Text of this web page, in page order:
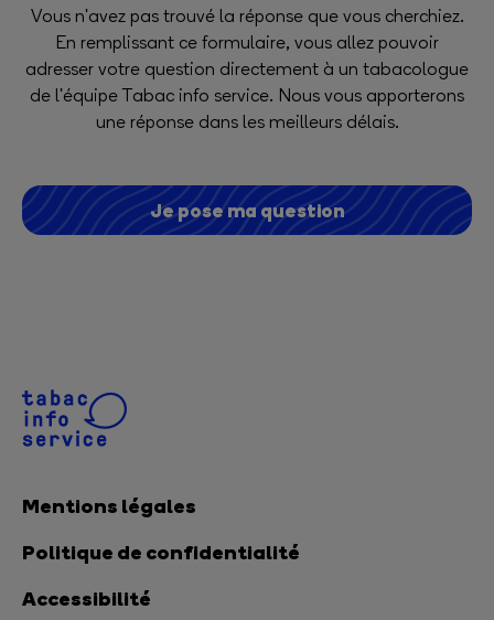
Vous n'avez pas trouvé la réponse que vous cherchiez.
En remplissant ce formulaire, vous allez pouvoir
adresser votre question directement à un tabacologue
de l'équipe Tabac info service. Nous vous apporterons
une réponse dans les meilleurs délais.
Je pose ma question
Mentions légales
Politique de confidentialité
Accessibilité